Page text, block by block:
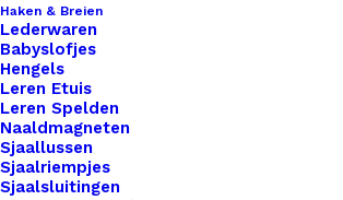
Haken & Breien
Lederwaren
Babyslofjes
Hengels
Leren Etuis
Leren Spelden
Naaldmagneten
Sjaallussen
Sjaalriempjes
Sjaalsluitingen
Diverse
Stoer Met
€1,00